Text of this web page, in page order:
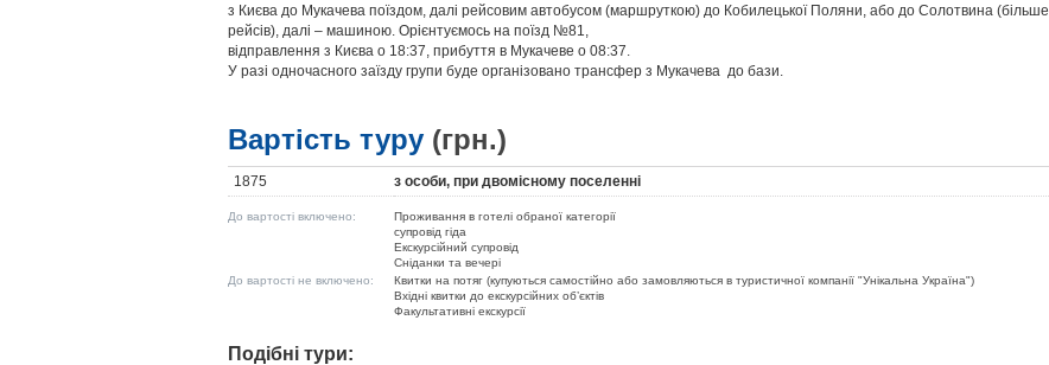
з Києва до Мукачева поїздом, далі рейсовим автобусом (маршруткою) до Кобилецької Поляни, або до Солотвина (більше
рейсів), далі – машиною. Орієнтуємось на поїзд №81,
відправлення з Києва о 18:37, прибуття в Мукачеве о 08:37.
У разі одночасного заїзду групи буде організовано трансфер з Мукачева до бази.
Вартість туру (грн.)
1875 з особи, при двомісному поселенні
До вартості включено:
Проживання в готелі обраної категорії
супровід гіда
Екскурсійний супровід
Сніданки та вечері
До вартості не включено:
Квитки на потяг (купуються самостійно або замовляються в туристичної компанії "Унікальна Україна")
Вхідні квитки до екскурсійних об’єктів
Факультативні екскурсії
Подібні тури: